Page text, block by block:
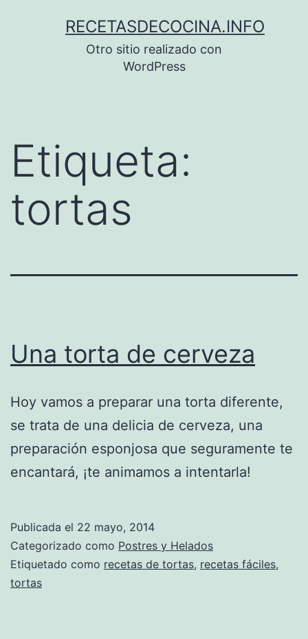
RECETASDECOCINA.INFO
Otro sitio realizado con
WordPress
Etiqueta:
tortas
Una torta de cerveza
Hoy vamos a preparar una torta diferente,
se trata de una delicia de cerveza, una
preparación esponjosa que seguramente te
encantará, ¡te animamos a intentarla!
Publicada el 22 mayo, 2014
Categorizado como Postres y Helados
Etiquetado como recetas de tortas, recetas fáciles,
tortas